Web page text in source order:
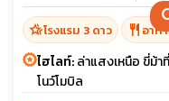
hotel_classโรงแรม 3 ดาว restaurant อาห
ไฮไลท์:ล่าแสงเหนือ ขี่ม้
โนว์โมบิล